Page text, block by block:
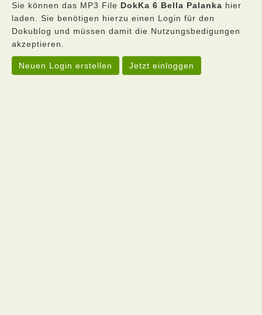
Sie können das MP3 File DokKa 6 Bella Palanka hier
laden. Sie benötigen hierzu einen Login für den
Dokublog und müssen damit die Nutzungsbedigungen
akzeptieren.
Neuen Login erstellen Jetzt einloggen